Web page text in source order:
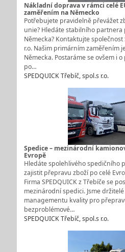
Nákladní doprava v rámci celé
zaměřením na Německo
Potřebujete pravidelně převážet
unie? Hledáte stabilního
Německa? Kontaktujte společnost
r.o. Našim primárním zaměřením
Německa. Postaráme se ovšem i
po…
SPEDQUICK Třebíč, spol.s r.o.
Spedice – mezinárodní
Evropě
Hledáte spolehlivého spedičního
zajistit přepravu zboží po celé
Firma SPEDQUICK z Třebíče se
mezinárodní spedici. Jsme
managementu kvality pro
bezproblémové…
SPEDQUICK Třebíč, spol.s r.o.